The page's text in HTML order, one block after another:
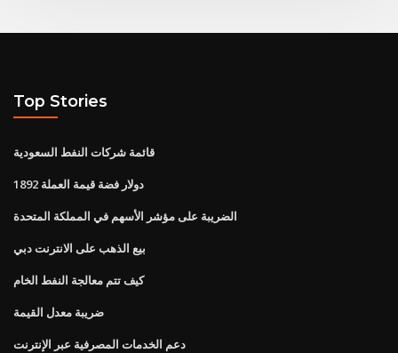
Top Stories
قائمة شركات النفط السعودية
1892 دولار فضة قيمة العملة
الضريبة على مؤشر الأسهم في المملكة المتحدة
بيع الذهب على الانترنت دبي
كيف تتم معالجة النفط الخام
ضريبة معدل القيمة
دعم الخدمات المصرفية عبر الإنترنت